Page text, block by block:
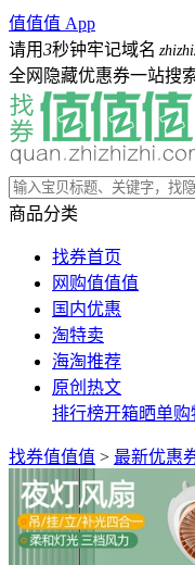
值值值 App
请用3秒钟牢记域名
全网隐藏优惠券一站搜
商品分类
找券首页
网购值值值
国内优惠
淘特卖
海淘推荐
原创热文
排行榜开箱晒单购
找券值值值 > 最新优惠